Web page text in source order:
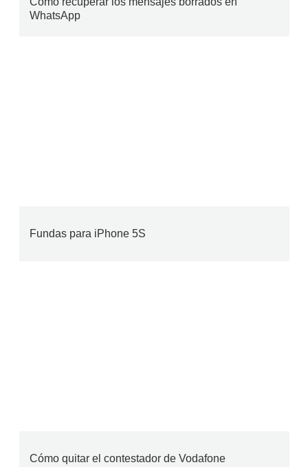
WhatsApp
Fundas para iPhone 5S
Cómo quitar el contestador de Vodafone